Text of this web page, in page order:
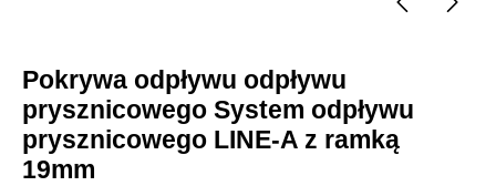
Pokrywa odpływu odpływu
prysznicowego System odpływu
prysznicowego LINE-A z ramką
19mm